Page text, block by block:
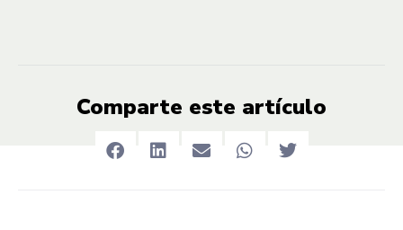
Comparte este artículo